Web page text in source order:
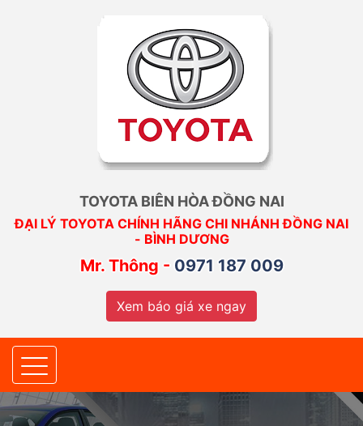
TOYOTA BIÊN HÒA ĐỒNG NAI
ĐẠI LÝ TOYOTA CHÍNH HÃNG CHI NHÁNH ĐỒNG NAI
- BÌNH DƯƠNG
Mr. Thông - 0971 187 009
Xem báo giá xe ngay
Toggle navigation